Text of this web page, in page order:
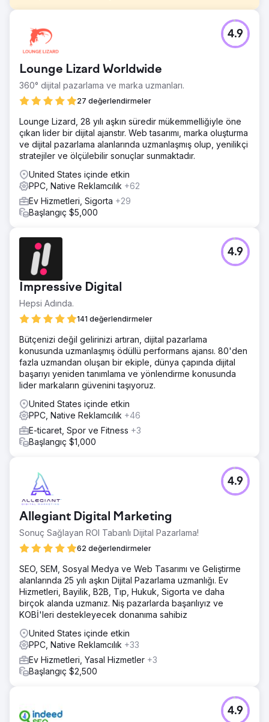
Konaklama müşterilerimizden biri ilk olarak bizimle iletişime
geçti çünkü gelirleri aylık 12.000$ civarında sabit kalan
sınırlı dijital pazarlama çabaları yeterli satış yaratmıyordu.
Çözüm
Hedefli PPC reklamlarına, yaratıcı Facebook/Instagram
bir dijital pazarlama stratejisi oluşturduk. Odak noktamız,
hedef kitlenin ilgisini çekmek ve satış trafiğini web
sitelerine yönlendirmek için hassas hedefleme ve ilgi
çekici hikaye anlatımıydı.
Sonuç
Stratejik revizyonumuz, gelirimizi sadece 90 günde ayda
55.000 $'ın üzerine çıkardı... önceki ayda sadece
12.000$'dan. Yaklaşımımız yalnızca satışları artırmakla
etkinliğini kanıtladı.
Lounge Lizard Worldwide
360° dijital pazarlama ve marka uzmanları.
27 değerlendirmeler
4.9
Lounge Lizard, 28 yılı aşkın süredir mükemmelliğiyle öne
çıkan lider bir dijital ajanstır. Web tasarımı, marka oluşturma
ve dijital pazarlama alanlarında uzmanlaşmış olup, yenilikçi
stratejiler ve ölçülebilir sonuçlar sunmaktadır.
United States içinde etkin
PPC, Native Reklamcılık +62
Ev Hizmetleri, Sigorta +29
Başlangıç $5,000
Impressive Digital
Hepsi Adında.
141 değerlendirmeler
4.9
Bütçenizi değil gelirinizi artıran, dijital pazarlama
konusunda uzmanlaşmış ödüllü performans ajansı. 80'den
fazla uzmandan oluşan bir ekiple, dünya çapında dijital
başarıyı yeniden tanımlama ve yönlendirme konusunda
lider markaların güvenini taşıyoruz.
United States içinde etkin
PPC, Native Reklamcılık +46
E-ticaret, Spor ve Fitness +3
Başlangıç $1,000
Allegiant Digital Marketing
Sonuç Sağlayan ROI Tabanlı Dijital Pazarlama!
62 değerlendirmeler
4.9
SEO, SEM, Sosyal Medya ve Web Tasarımı ve Geliştirme
alanlarında 25 yılı aşkın Dijital Pazarlama uzmanlığı. Ev
Hizmetleri, Bayilik, B2B, Tıp, Hukuk, Sigorta ve daha
birçok alanda uzmanız. Niş pazarlarda başarılıyız ve
KOBİ'leri destekleyecek donanıma sahibiz
United States içinde etkin
PPC, Native Reklamcılık +33
Ev Hizmetleri, Yasal Hizmetler +3
Başlangıç $2,500
4.9